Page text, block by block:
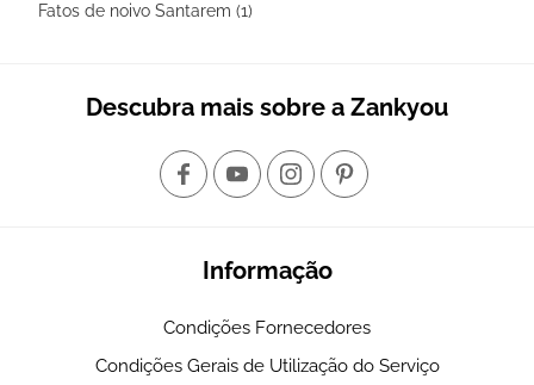
Fatos de noivo Santarem (1)
Descubra mais sobre a Zankyou
Informação
Condições Fornecedores
Condições Gerais de Utilização do Serviço